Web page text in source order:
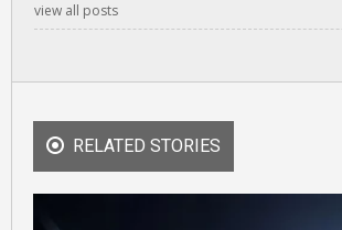
view all posts
RELATED STORIES